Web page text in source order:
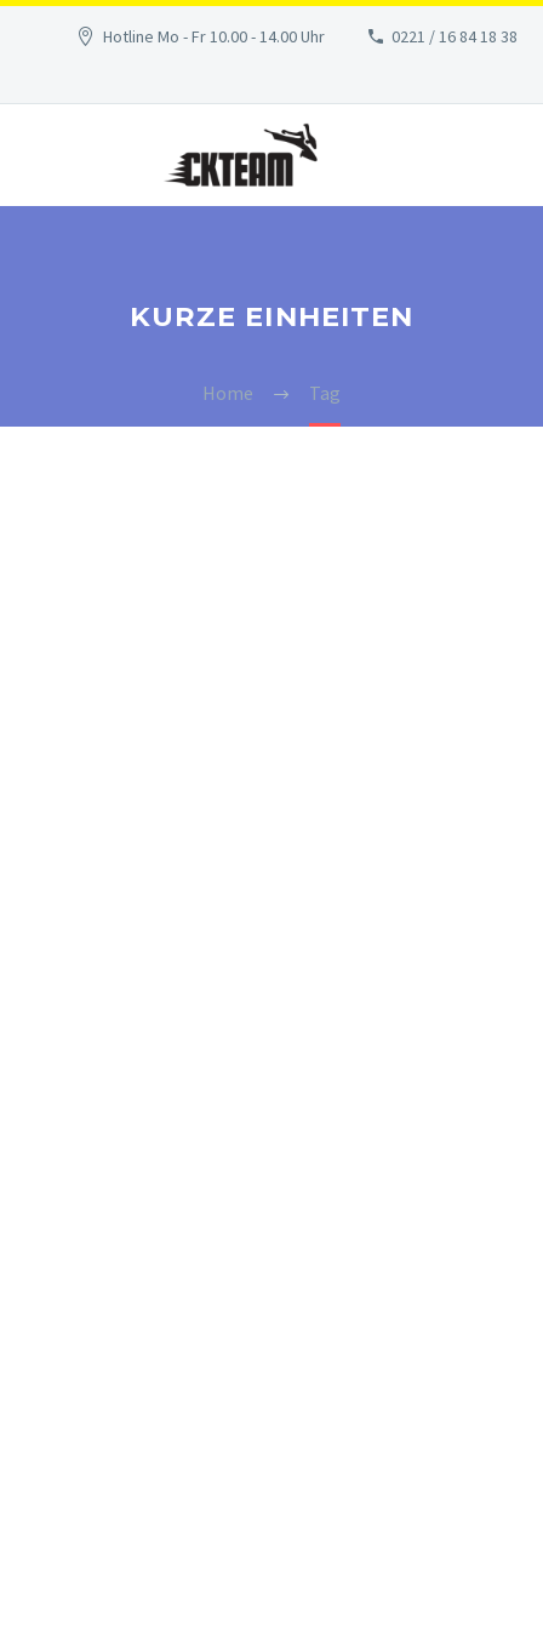
Hotline Mo - Fr 10.00 - 14.00 Uhr 0221 / 16 84 18 38
KURZE EINHEITEN
Home Tag